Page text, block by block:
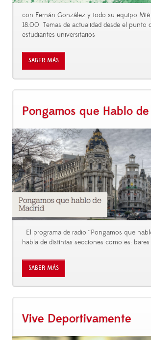
con Fernán González y todo su equipo
18.00 Temas de actualidad desde el punto
estudiantes universitarios
SABER MÁS
Pongamos que Hablo
El programa de radio “Pongamos que
habla de distintas secciones como es:
SABER MÁS
Vive Deportivamente